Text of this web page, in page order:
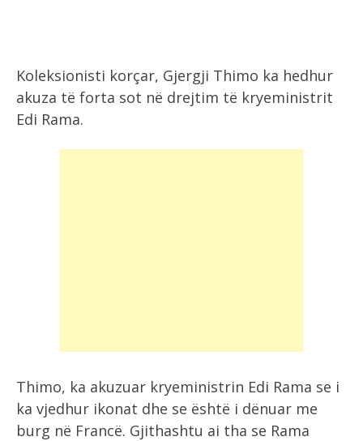
Koleksionisti korçar, Gjergji Thimo ka hedhur
akuza të forta sot në drejtim të kryeministrit
Edi Rama.
Thimo, ka akuzuar kryeministrin Edi Rama se i
ka vjedhur ikonat dhe se është i dënuar me
burg në Francë. Gjithashtu ai tha se Rama